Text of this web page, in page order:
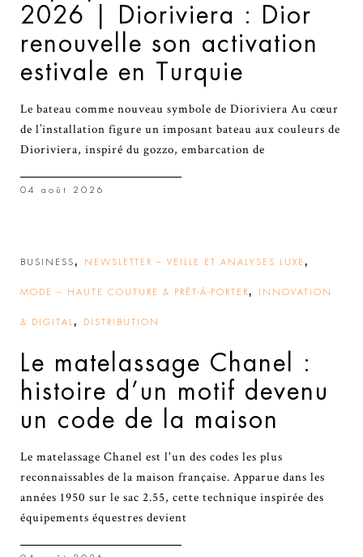
2026 | Dioriviera : Dior
renouvelle son activation
estivale en Turquie
Le bateau comme nouveau symbole de Dioriviera Au cœur
de l’installation figure un imposant bateau aux couleurs de
Dioriviera, inspiré du gozzo, embarcation de
04 août 2026
BUSINESS, NEWSLETTER – VEILLE ET ANALYSES LUXE ,
MODE – HAUTE COUTURE & PRÊT-À-PORTER, INNOVATION
& DIGITAL , DISTRIBUTION
Le matelassage Chanel :
histoire d’un motif devenu
un code de la maison
Le matelassage Chanel est l'un des codes les plus
reconnaissables de la maison française. Apparue dans les
années 1950 sur le sac 2.55, cette technique inspirée des
équipements équestres devient